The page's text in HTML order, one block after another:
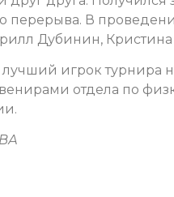
перерыва. В
Дубинин, Кристина
игрок турнира
отдела по